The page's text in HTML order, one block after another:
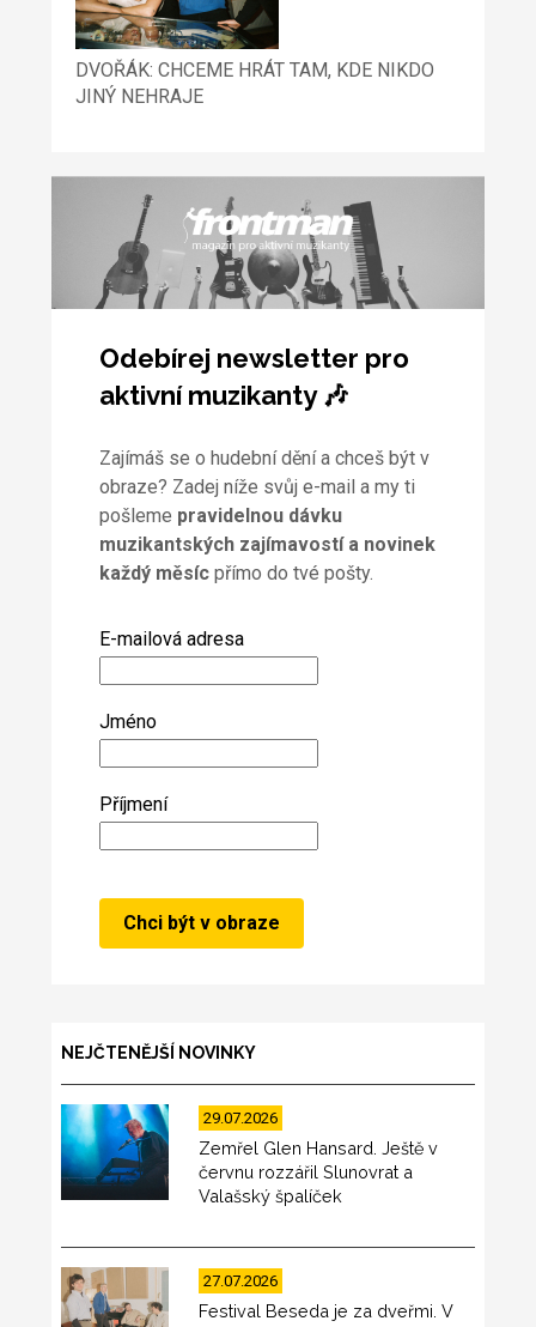
DVOŘÁK: CHCEME HRÁT TAM, KDE NIKDO
JINÝ NEHRAJE
Odebírej newsletter pro
aktivní muzikanty 🎶
Zajímáš se o hudební dění a chceš být v
obraze? Zadej níže svůj e-mail a my ti
pošleme pravidelnou dávku
muzikantských zajímavostí a novinek
každý měsícpřímo do tvé pošty.
E-mailová adresa
Jméno
Příjmení
NEJČTENĚJŠÍ NOVINKY
29.07.2026
Zemřel Glen Hansard. Ještě v
červnu rozzářil Slunovrat a
Valašský špalíček
27.07.2026
Festival Beseda je za dveřmi. V